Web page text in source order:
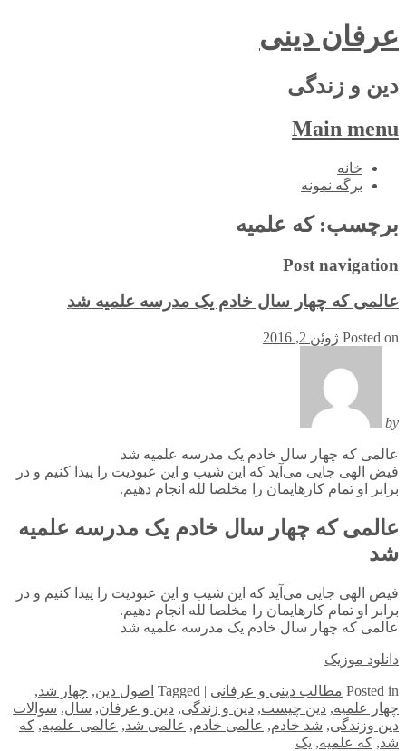
عرفان دینی
دین و زندگی
Main menu
Skip
خانه
برگه نمونه
برچسب:که علمیه
Post navigation
عالمی که چهار سال خادم یک مدرسه علمیه شد
Posted on ژوئن 2, 2016
by
عالمی که چهار سال خادم یک مدرسه علمیه شد
فیض الهی جایی می‌آید که این شیب و این عبودیت را پیدا کنیم و در
برابر او تمام کارهایمان را مخلصا لله انجام دهیم.
عالمی که چهار سال خادم یک مدرسه علمیه
شد
فیض الهی جایی می‌آید که این شیب و این عبودیت را پیدا کنیم و در
برابر او تمام کارهایمان را مخلصا لله انجام دهیم.
عالمی که چهار سال خادم یک مدرسه علمیه شد
دانلود موزیک
Posted in مطالب دینی و عرفانی |
Tagged اصول دین, چهار شد,
چهار علمیه, دین چیست, دین و زندگی, دین و عرفان, سال, سوالات
دین وزندگی, شد خادم, عالمی خادم, عالمی شد, عالمی علمیه, که
شد, که علمیه, یک